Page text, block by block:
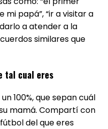
mi papá”, “ir a visitar a
a atender a la
similares que
tal cual eres
100%, que sepan cuál
mamá. Compartí con
del que eres